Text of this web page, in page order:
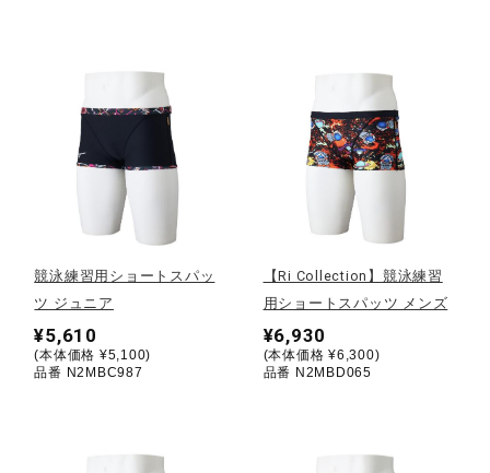
バレーボール
テニス／ソフトテニス
バドミントン
陸上競技
競泳練習用ショートスパッ
ツ ジュニア
¥5,610
(本体価格 ¥5,100)
品番 N2MBC987
【Ri Collection】競泳練習
用ショートスパッツ メンズ
¥6,930
(本体価格 ¥6,300)
品番 N2MBD065